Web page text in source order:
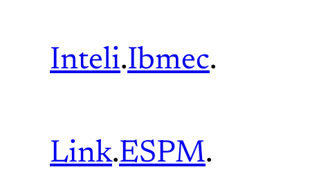
Inteli.Ibmec.
Link.ESPM.